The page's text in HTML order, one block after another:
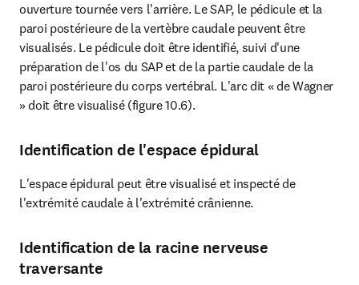
ouverture tournée vers l'arrière. Le SAP, le pédicule et la
paroi postérieure de la vertèbre caudale peuvent être
visualisés. Le pédicule doit être identifié, suivi d'une
préparation de l'os du SAP et de la partie caudale de la
paroi postérieure du corps vertébral. L'arc dit « de Wagner
» doit être visualisé (figure 10.6).
Identification de l'espace épidural
L'espace épidural peut être visualisé et inspecté de
l'extrémité caudale à l'extrémité crânienne.
Identification de la racine nerveuse
traversante